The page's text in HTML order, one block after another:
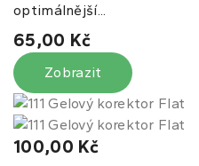
optimálnější...
65,00 Kč
Zobrazit
100,00 Kč